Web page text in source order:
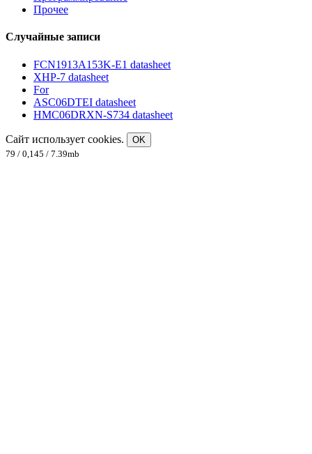
Прочее
Случайные записи
FCN1913A153K-E1 datasheet
XHP-7 datasheet
For
ASC06DTEI datasheet
HMC06DRXN-S734 datasheet
Сайт использует cookies.
OK
79 / 0,145 / 7.39mb